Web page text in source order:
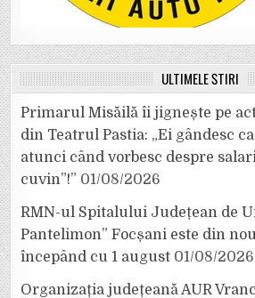
ULTIMELE ȘTIRI
Primarul Misăilă îi jignește pe
din Teatrul Pastia: „Ei gândesc
atunci când vorbesc despre
cuvin”!” 01/08/2026
RMN-ul Spitalului Județean de
Pantelimon” Focșani este din
începând cu 1 august 01/08/2026
Organizația județeană AUR